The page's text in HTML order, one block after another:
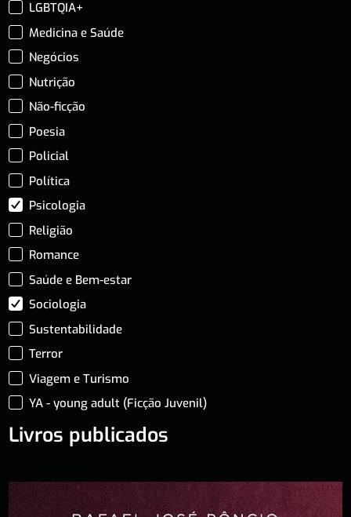
LGBTQIA+
Medicina e Saúde
Negócios
Nutrição
Não-ficção
Poesia
Policial
Política
Psicologia
Religião
Romance
Saúde e Bem-estar
Sociologia
Sustentabilidade
Terror
Viagem e Turismo
YA - young adult (Ficção Juvenil)
Livros publicados